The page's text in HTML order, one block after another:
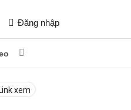
Đăng nhập
xem